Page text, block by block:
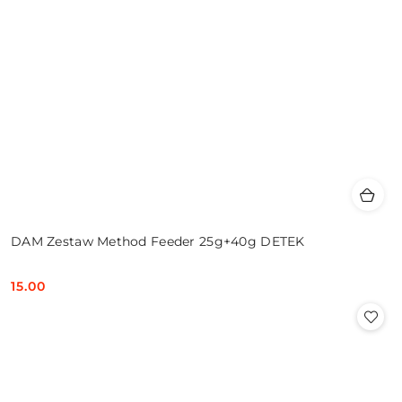
DAM Zestaw Method Feeder 25g+40g DETEK
Cena:
15.00